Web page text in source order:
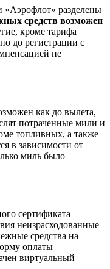
«Аэрофлот» разделены
средств возможен
кроме тарифа
до регистрации с
не
как до вылета,
потраченные мили и
топливных, а также
в зависимости от
миль было
сертификата
неизрасходованные
средства на
оплаты
виртуальный